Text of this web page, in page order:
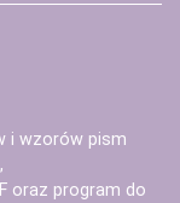
i wzorów pism
,
oraz program do